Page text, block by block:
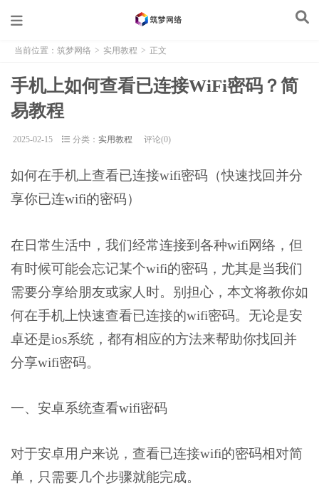
当前位置： 筑梦网络 > 实用教程 > 正文
手机上如何查看已连接WiFi密码？简
易教程
2025-02-15 分类： 实用教程 评论(0)
如何在手机上查看已连接wifi密码（快速找回并分
享你已连wifi的密码）
在日常生活中，我们经常连接到各种wifi网络，但
有时候可能会忘记某个wifi的密码，尤其是当我们
需要分享给朋友或家人时。别担心，本文将教你如
何在手机上快速查看已连接的wifi密码。无论是安
卓还是ios系统，都有相应的方法来帮助你找回并
分享wifi密码。
一、安卓系统查看wifi密码
对于安卓用户来说，查看已连接wifi的密码相对简
单，只需要几个步骤就能完成。